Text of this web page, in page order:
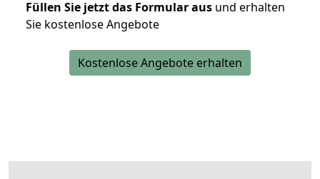
Füllen Sie jetzt das Formular aus und erhalten
Sie kostenlose Angebote
Kostenlose Angebote erhalten